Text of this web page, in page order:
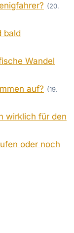
(20.
bald
Wandel
auf? (19.
wirklich für den
oder noch